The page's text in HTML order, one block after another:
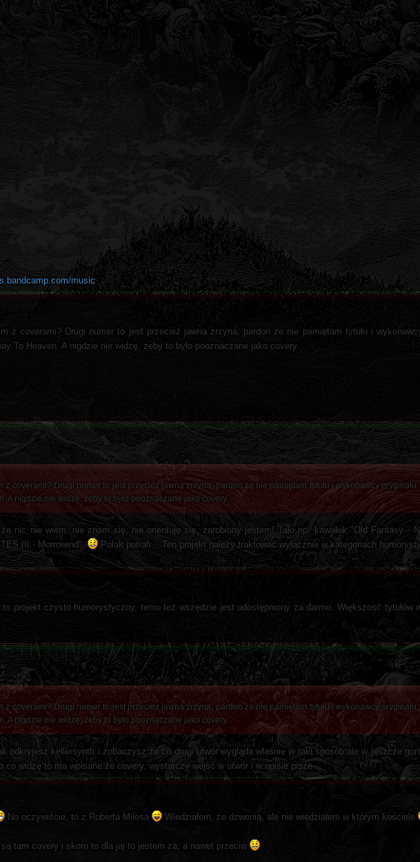
music
z coverami? Drugi numer to jest przecież jawna zrzyna, pardon że nie pamiętam tytułu i
To Heaven. A nigdzie nie widzę, żeby to było pooznaczane jako covery.
z coverami? Drugi numer to jest przecież jawna zrzyna, pardon że nie pamiętam tytułu i wykonawcy
A nigdzie nie widzę, żeby to było pooznaczane jako covery.
nic nie wiem, nie znam się, nie orientuję się, zarobiony jestem! Taki np. kawałek "Old Fantasy -
III - Morrowind".
Polak potrafi... Ten projekt należy traktować wyłącznie w kategoriach
projekt czysto humorystyczny, temu też wszędzie jest udostępniony za darmo. Większosć tytułów
z coverami? Drugi numer to jest przecież jawna zrzyna, pardon że nie pamiętam tytułu i wykonawcy
A nigdzie nie widzę, żeby to było pooznaczane jako covery.
odkryjesz kellersynth i zobaczysz że co drugi utwór wygląda właśnie w taki sposób ale w jeszcze
co widzę to ma wpisane że covery, wystarczy wejść w utwór i w opisie pisze
No oczywiście, to z Roberta Milesa Wiedziałem, że dzwonią, ale nie wiedziałem w którym kościele
tam covery i skoro to dla jaj to jestem za, a nawet przeciw